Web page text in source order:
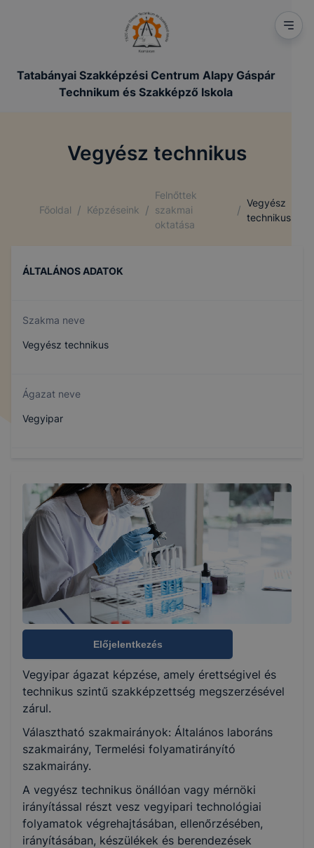
Tatabányai Szakképzési Centrum Alapy Gáspár
Technikum és Szakképző Iskola
Vegyész technikus
Főoldal / Képzéseink /
Felnőttek
szakmai
oktatása
/
Vegyész
technikus
ÁLTALÁNOS ADATOK
Szakma neve
Vegyész technikus
Ágazat neve
Vegyipar
507112408
Képzés időtartama
Választható szakmairányok:
Általános laboráns
KKK/PTT
PTT letöltése (pdf)
Okleveles technikusképzés
Igen
Előjelentkezés
Vegyipar ágazat képzése, amely érettségivel és
technikus szintű szakképzettség megszerzésével
zárul.
Választható szakmairányok: Általános laboráns
szakmairány, Termelési folyamatirányító
szakmairány.
A vegyész technikus önállóan vagy mérnöki
irányítással részt vesz vegyipari technológiai
folyamatok végrehajtásában, ellenőrzésében,
irányításában, készülékek és berendezések